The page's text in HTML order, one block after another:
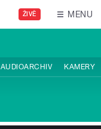
ŽIVĚ MENU
AUDIOARCHIV KAMERY